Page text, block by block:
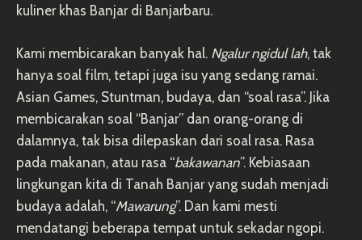
kuliner khas Banjar di Banjarbaru.
Kami membicarakan banyak hal. Ngalur ngidul lah, tak
hanya soal film, tetapi juga isu yang sedang ramai.
Asian Games, Stuntman, budaya, dan “soal rasa”. Jika
membicarakan soal “Banjar” dan orang-orang di
dalamnya, tak bisa dilepaskan dari soal rasa. Rasa
pada makanan, atau rasa “bakawanan”. Kebiasaan
lingkungan kita di Tanah Banjar yang sudah menjadi
budaya adalah, “Mawarung”. Dan kami mesti
mendatangi beberapa tempat untuk sekadar ngopi.